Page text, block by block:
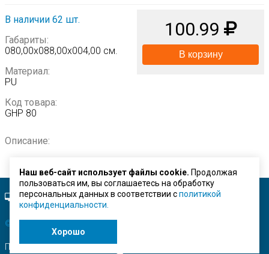
В наличии 62 шт.
Габариты:
080,00х088,00х004,00 см.
Материал:
PU
Код товара:
GHP 80
100.99
В корзину
Описание:
Полная версия сайта.
© ЗАО "Строймашсервис"
Поисковое продвижение
Наш веб-сайт использует файлы cookie. Продолжая
пользоваться им, вы соглашаетесь на обработку
персональных данных в соответствии сполитикой
конфиденциальности.
Хорошо